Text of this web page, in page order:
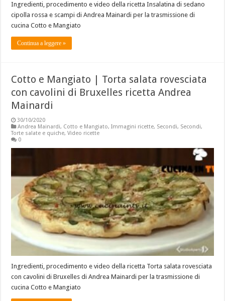
Ingredienti, procedimento e video della ricetta Insalatina di sedano
cipolla rossa e scampi di Andrea Mainardi per la trasmissione di
cucina Cotto e Mangiato
Continua a leggere »
Cotto e Mangiato | Torta salata rovesciata
con cavolini di Bruxelles ricetta Andrea
Mainardi
30/10/2020
Andrea Mainardi, Cotto e Mangiato,Immagini ricette, Secondi, Secondi,
Torte salate e quiche,Video ricette
0
Ingredienti, procedimento e video della ricetta Torta salata rovesciata
con cavolini di Bruxelles di Andrea Mainardi per la trasmissione di
cucina Cotto e Mangiato